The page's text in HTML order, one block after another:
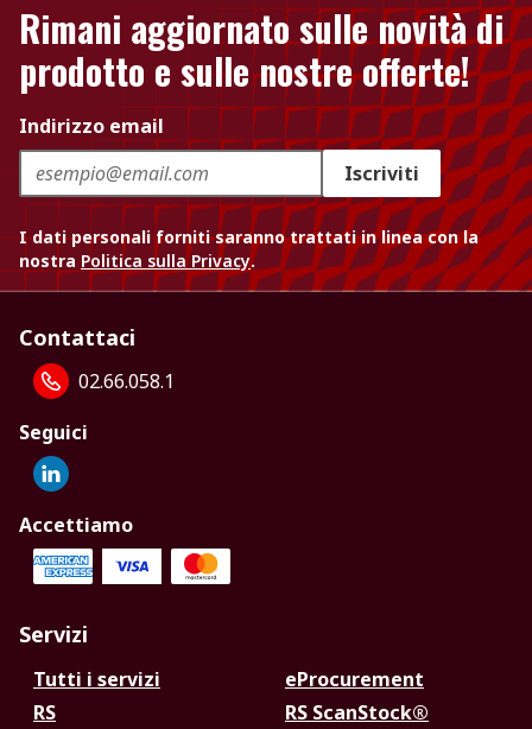
Rimani aggiornato sulle novità di
prodotto e sulle nostre offerte!
Indirizzo email
Iscriviti
I dati personali forniti saranno trattati in linea con la
nostra Politica sulla Privacy.
Contattaci
02.66.058.1
Seguici
Accettiamo
Servizi
Tutti i servizi
eProcurement
RS
RS ScanStock®